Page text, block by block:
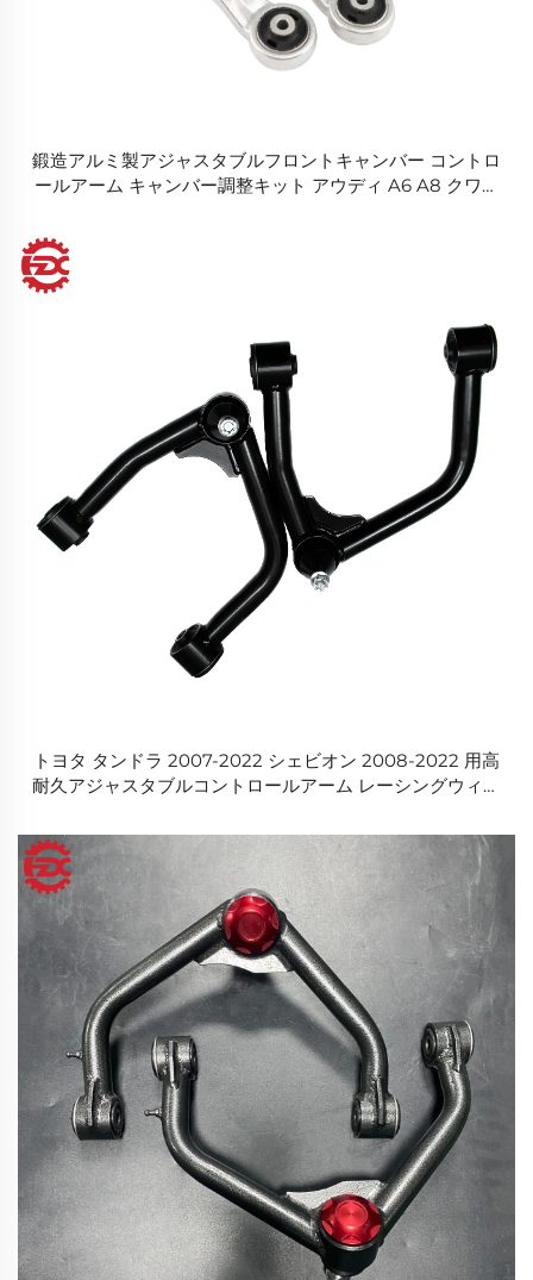
鍛造アルミ製アジャスタブルフロントキャンバー コントロ
ールアーム キャンバー調整キット アウディ A6 A8 クワト
トヨタ タンドラ 2007-2022 シェビオン 2008-2022 用高
耐久アジャスタブルコントロールアーム レーシングウィッ